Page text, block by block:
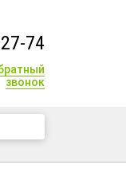
74
звонок